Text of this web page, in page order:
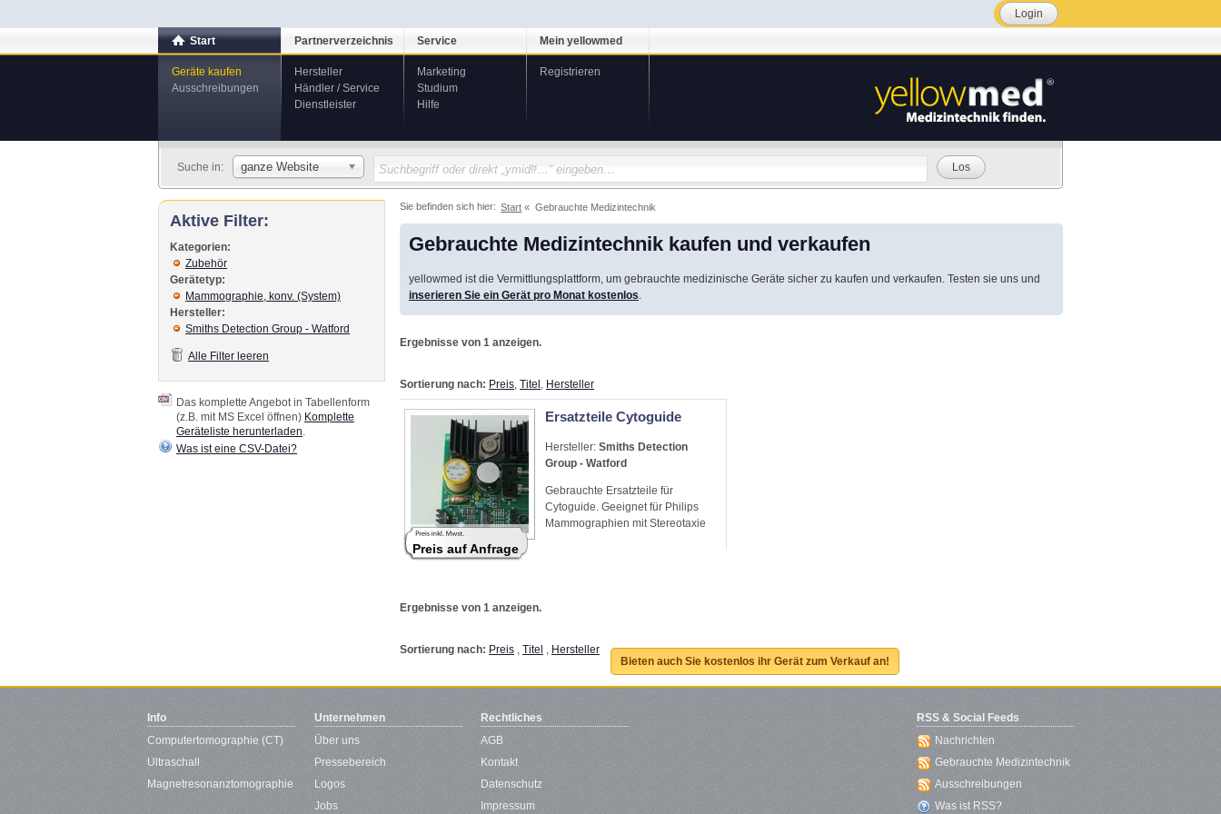
Login
Start
Geräte kaufen
Ausschreibungen
Partnerverzeichnis
Hersteller
Händler / Service
Dienstleister
Service
Marketing
Studium
Hilfe
Mein yellowmed
Registrieren
Suche in: ganze Website Los
Sie befinden sich hier: Start Gebrauchte Medizintechnik
Gebrauchte Medizintechnik kaufen und verkaufen
yellowmed ist die Vermittlungsplattform, um gebrauchte medizinische Geräte sicher zu kaufen und verkaufen. Testen sie uns und
inserieren Sie ein Gerät pro Monat kostenlos
Ergebnisse von 1 anzeigen.
Sortierung nach: Preis Titel Hersteller
Ersatzteile Cytoguide
Hersteller: Smiths Detection
Group - Watford
Gebrauchte Ersatzteile für
Cytoguide. Geeignet für Philips
Mammographien mit Stereotaxie
Preis auf Anfrage
Ergebnisse von 1 anzeigen.
Sortierung nach: Preis , Titel , Hersteller
Bieten auch Sie kostenlos ihr Gerät zum Verkauf an!
Aktive Filter:
Kategorien:
Zubehör
Gerätetyp:
Mammographie, konv. (System)
Hersteller:
Smiths Detection Group - Watford
Alle Filter leeren
Das komplette Angebot in Tabellenform
(z.B. mit MS Excel öffnen) Komplette
Geräteliste herunterladen
Was ist eine CSV-Datei?
Info
Computertomographie (CT)
Ultraschall
Magnetresonanztomographie
Unternehmen
Über uns
Pressebereich
Logos
Jobs
Rechtliches
AGB
Kontakt
Datenschutz
Impressum
RSS & Social Feeds
Nachrichten
Gebrauchte Medizintechnik
Ausschreibungen
Was ist RSS?